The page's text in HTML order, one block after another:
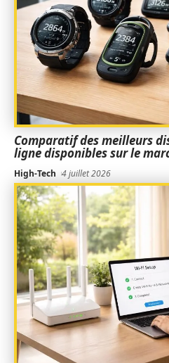
Comparatif des meilleurs
ligne disponibles sur le
High-Tech 4 juillet 2026